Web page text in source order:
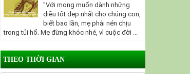
"Với mong muốn dành những
điều tốt đẹp nhất cho chúng con,
biết bao lần, mẹ phải nén chịu
trong tủi hổ. Mẹ đừng khóc nhé, vì cuộc đời ...
THEO THỜI GIAN